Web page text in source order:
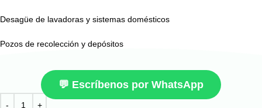
Desagüe de lavadoras y sistemas domésticos
Pozos de recolección y depósitos
💬 Escríbenos por WhatsApp